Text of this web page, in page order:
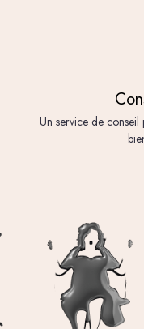
Un service de conseil